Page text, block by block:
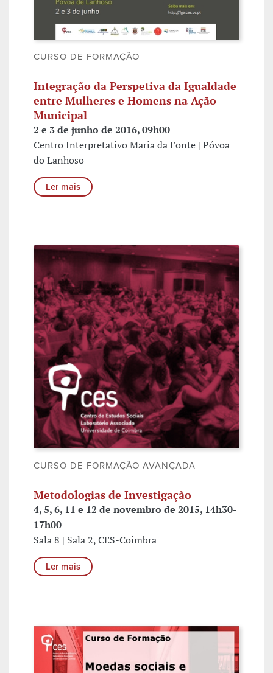
CURSO DE FORMAÇÃO
Integração da Perspetiva da Igualdade
entre Mulheres e Homens na Ação
Municipal
2 e 3 de junho de 2016, 09h00
Centro Interpretativo Maria da Fonte | Póvoa
do Lanhoso
Ler mais
CURSO DE FORMAÇÃO AVANÇADA
Metodologias de Investigação
4, 5, 6, 11 e 12 de novembro de 2015, 14h30-
17h00
Sala 8 | Sala 2, CES-Coimbra
Ler mais